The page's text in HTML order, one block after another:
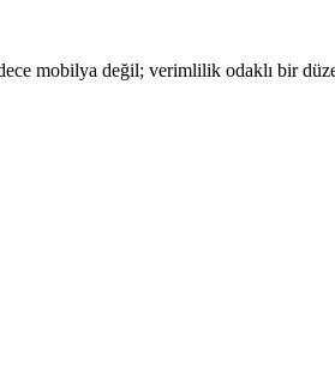
mobilya değil; verimlilik odaklı bir